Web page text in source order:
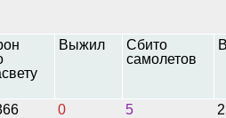
Выжил
Сбито
самолетов
0 5